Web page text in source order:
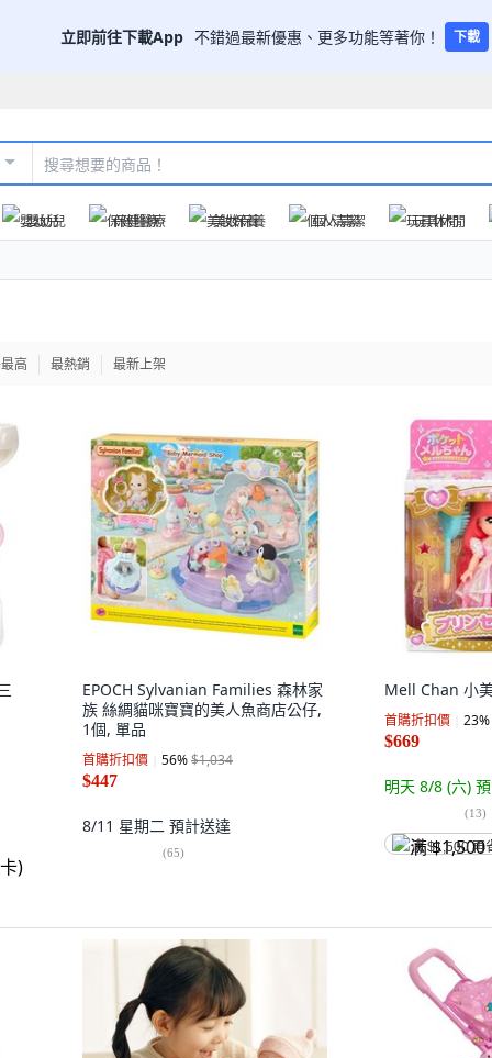
立即前往下載App 不錯過最新優惠、更多功能等著你！ 下載
嬰幼兒 保健醫療 美妝保養 個人清潔 玩具休閒
高 最熱銷 最新上架
EPOCH Sylvanian Families 森林家
族 絲綢貓咪寶寶的美人魚商店公仔,
1個, 單品
首購折扣價 56%$1,034
$447
8/11 星期二 預計送達
(65)
Mell Chan 小
首購折扣價 23%
$669
明天 8/8 (六)
(13)
满 $1,500 再